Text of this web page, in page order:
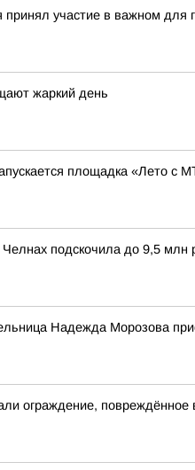
участие в важном для
жаркий день
площадка «Лето с
подскочила до 9,5 млн
Надежда Морозова
ограждение,